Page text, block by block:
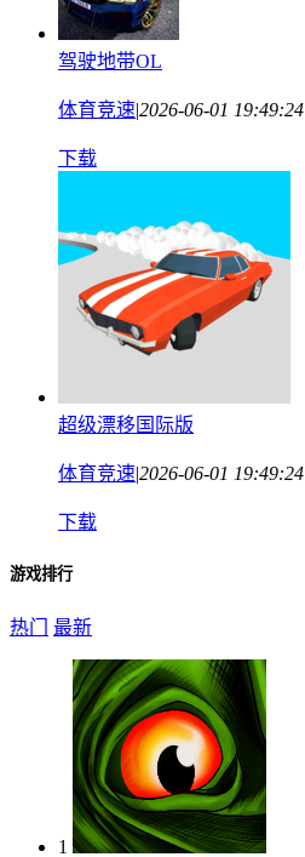
驾驶地带OL
体育竞速|2026-06-01 19:49:24
下载
超级漂移国际版
体育竞速|2026-06-01 19:49:24
下载
游戏排行
热门 最新
1